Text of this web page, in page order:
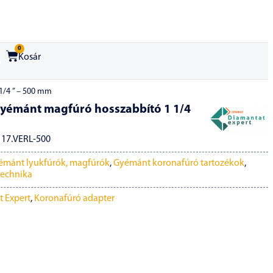
0
Kosár
” – 500 mm
magfúró hosszabbító 1 1/4
500
lyukfúrók, magfúrók,Gyémánt koronafúró tartozékok,
Expert, Koronafúró adapter